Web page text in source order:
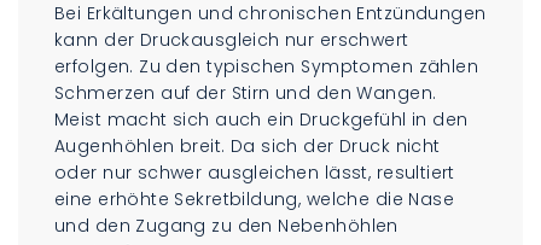
Bei Erkältungen und chronischen Entzündungen
kann der Druckausgleich nur erschwert
erfolgen. Zu den typischen Symptomen zählen
Schmerzen auf der Stirn und den Wangen.
Meist macht sich auch ein Druckgefühl in den
Augenhöhlen breit. Da sich der Druck nicht
oder nur schwer ausgleichen lässt, resultiert
eine erhöhte Sekretbildung, welche die Nase
und den Zugang zu den Nebenhöhlen